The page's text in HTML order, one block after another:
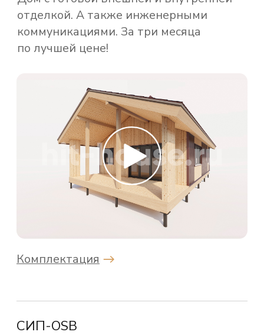
СИП-ЦСП
Комплектация
по доступной цене. Отличные
теплоизоляционные качества
и долговечность материалов.
3 630 000 ₽
По запросу